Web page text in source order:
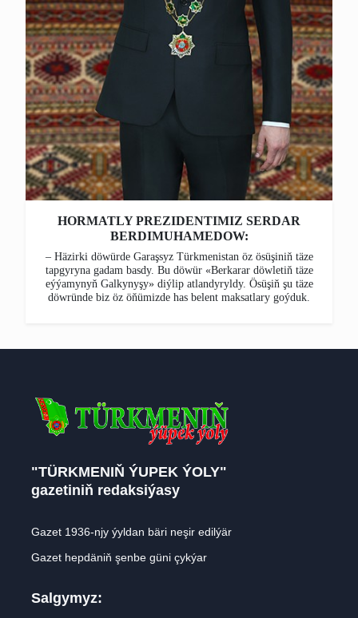
HORMATLY PREZIDENTIMIZ SERDAR
BERDIMUHAMEDOW:
– Häzirki döwürde Garaşsyz Türkmenistan öz ösüşiniň täze
tapgyryna gadam basdy. Bu döwür «Berkarar döwletiň täze
eýýamynyň Galkynyşy» diýlip atlandyryldy. Ösüşiň şu täze
döwründe biz öz öňümizde has belent maksatlary goýduk.
"TÜRKMENIŇ ÝUPEK ÝOLY"
gazetiniň redaksiýasy
Gazet 1936-njy ýyldan bäri neşir edilýär
Gazet hepdäniň şenbe güni çykýar
Salgymyz: